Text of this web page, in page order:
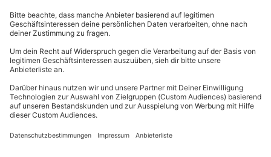
Gutschein gültig für 2 Personen
Gruppengröße: 6-12 Personen
GmbH
Mühldorfstraße 8
81671
Du erreichst uns telefonisch zu folgenden Zeiten,
außer an bundesweiten Feiertagen: